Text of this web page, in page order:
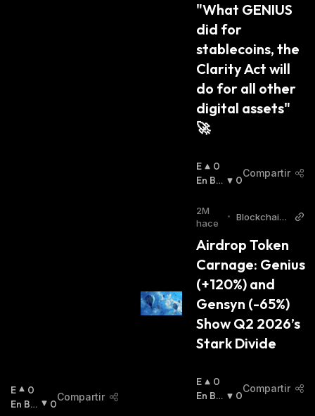
E
N
0
En Baj
0
Compartir
"What GENIUS
did for
stablecoins, the
Clarity Act will
do for all other
digital assets"
🚀
E
N
L
Z
:
0
En Baj
0
Compartir
2M
hace
• Blockchain
Airdrop Token
Carnage: Genius
(+120%) and
Gensyn (-65%)
Show Q2 2026’s
Stark Divide
E
N
0
En Baj
0
Compartir